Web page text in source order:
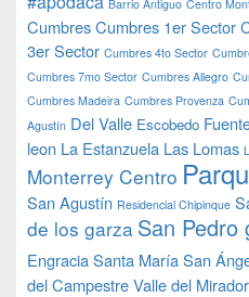
Barrio Antiguo Centro
CumbresCumbres 1er Sector
3er Sector Cumbres 4to Sector
Cumbres 7mo Sector Cumbres Allegro
Cumbres Madeira Cumbres Provenza
Agustín Del Valle Escobedo
leon La Estanzuela Las Lomas
Monterrey Centro
San Agustín Residencial Chipinque
de los garza San Pedro
EngraciaSanta MaríaSan
del CampestreValle del Mirador